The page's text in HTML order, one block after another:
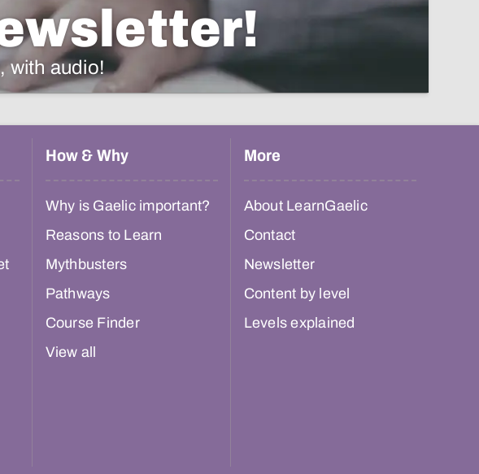
with audio!
How & Why
Why is Gaelic important?
Reasons to Learn
Mythbusters
Pathways
Course Finder
View all
More
About LearnGaelic
Contact
Newsletter
Content by level
Levels explained